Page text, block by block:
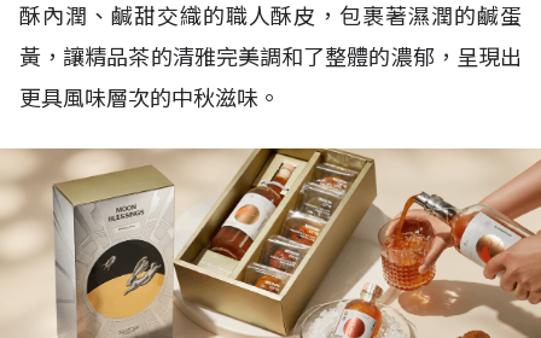
酥內潤、鹹甜交織的職人酥皮，包裹著濕潤的鹹蛋
黃，讓精品茶的清雅完美調和了整體的濃郁，呈現出
更具風味層次的中秋滋味。